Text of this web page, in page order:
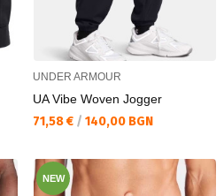
UNDER ARMOUR
UA Vibe Woven Jogger
Текуща цена:
71,58 € / 140,00 BGN
NEW